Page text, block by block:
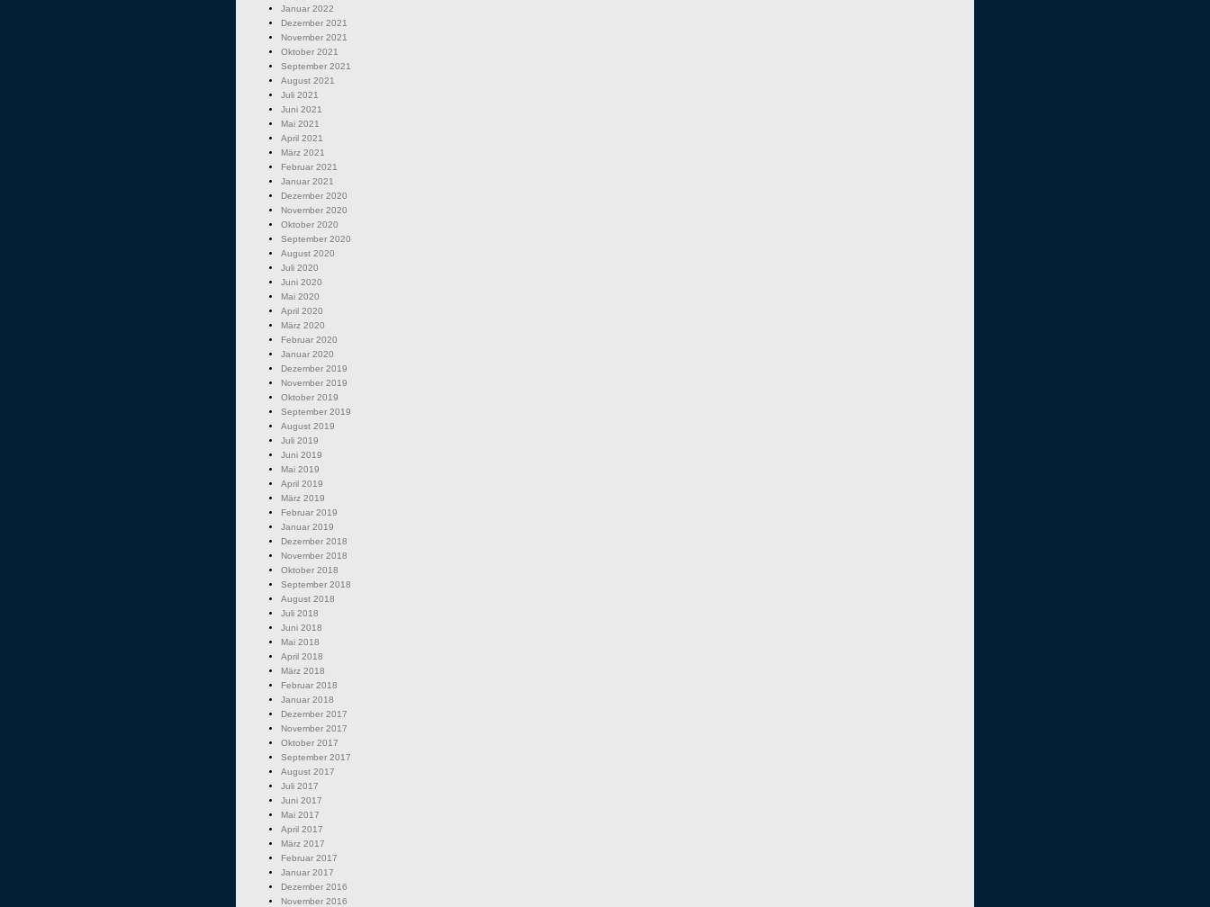
Januar 2022
Dezember 2021
November 2021
Oktober 2021
September 2021
August 2021
Juli 2021
Juni 2021
Mai 2021
April 2021
März 2021
Februar 2021
Januar 2021
Dezember 2020
November 2020
Oktober 2020
September 2020
August 2020
Juli 2020
Juni 2020
Mai 2020
April 2020
März 2020
Februar 2020
Januar 2020
Dezember 2019
November 2019
Oktober 2019
September 2019
August 2019
Juli 2019
Juni 2019
Mai 2019
April 2019
März 2019
Februar 2019
Januar 2019
Dezember 2018
November 2018
Oktober 2018
September 2018
August 2018
Juli 2018
Juni 2018
Mai 2018
April 2018
März 2018
Februar 2018
Januar 2018
Dezember 2017
November 2017
Oktober 2017
September 2017
August 2017
Juli 2017
Juni 2017
Mai 2017
April 2017
März 2017
Februar 2017
Januar 2017
Dezember 2016
November 2016